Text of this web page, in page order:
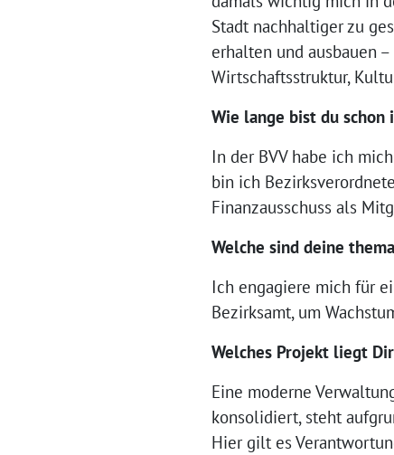
Stadt nachhaltiger zu
erhalten und ausbauen
Wirtschaftsstruktur,
Wie lange bist du schon
In der BVV habe ich
bin ich
Finanzausschuss als
Welche sind deine
Ich engagiere mich für
Bezirksamt, um
Welches Projekt liegt
Eine moderne
konsolidiert, steht
Hier gilt es